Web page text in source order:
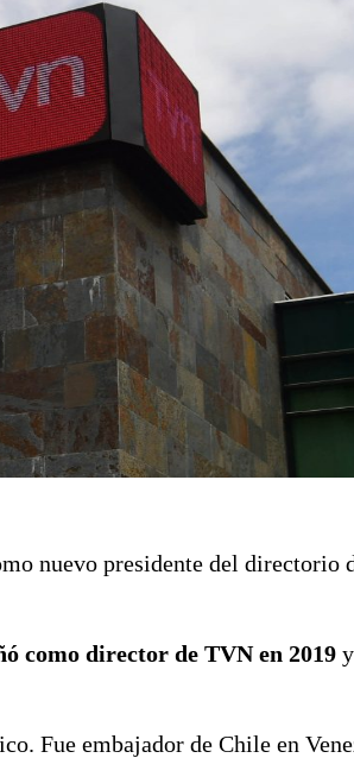
nuevo presidente del directorio
como director de TVN en 2019
Fue embajador de Chile en